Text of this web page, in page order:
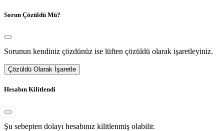
Sorun Çözüldü Mü?
Sorunun kendiniz çözdünüz ise lüften çözüldü olarak işaretleyiniz.
Çözüldü Olarak İşaretle
Hesabın Kilitlendi
Şu sebepten dolayı hesabınız kilitlenmiş olabilir.